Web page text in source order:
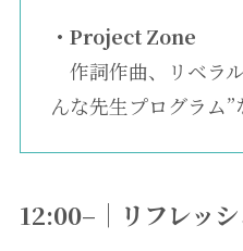
・Project Zone
作詞作曲、リベラ
んな先生プログラム”
12:00–｜リフレッシ